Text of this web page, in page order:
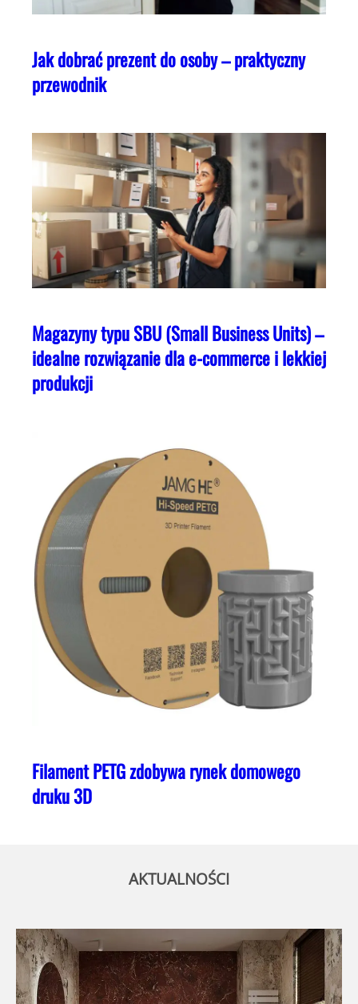
Jak dobrać prezent do osoby – praktyczny
przewodnik
Magazyny typu SBU (Small Business Units) –
idealne rozwiązanie dla e-commerce i lekkiej
produkcji
Filament PETG zdobywa rynek domowego
druku 3D
AKTUALNOŚCI